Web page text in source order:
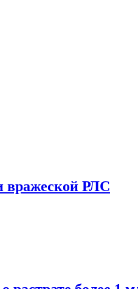
вражеской РЛС